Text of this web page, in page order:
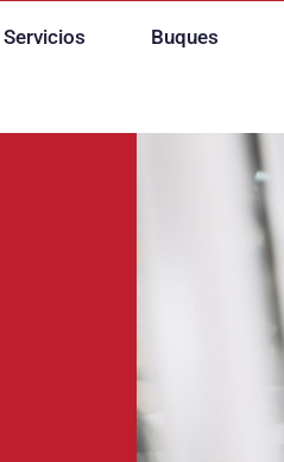
Servicios Buques